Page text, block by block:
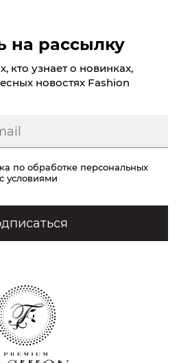
на рассылку
кто узнает о новинках,
новостях Fashion
по обработке персональных
условиями